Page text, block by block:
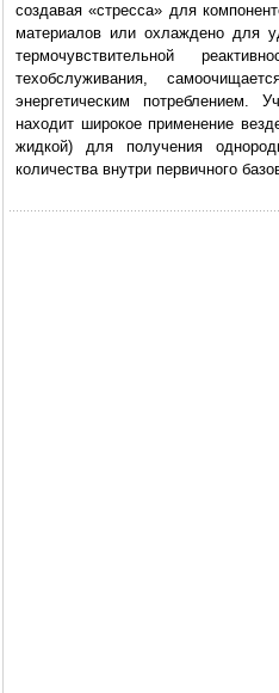
создавая «стресса» для
материалов или охлаждено для
термочувствительной
техобслуживания,
энергетическим потреблением.
находит широкое применение
жидкой) для получения
количества внутри первичного